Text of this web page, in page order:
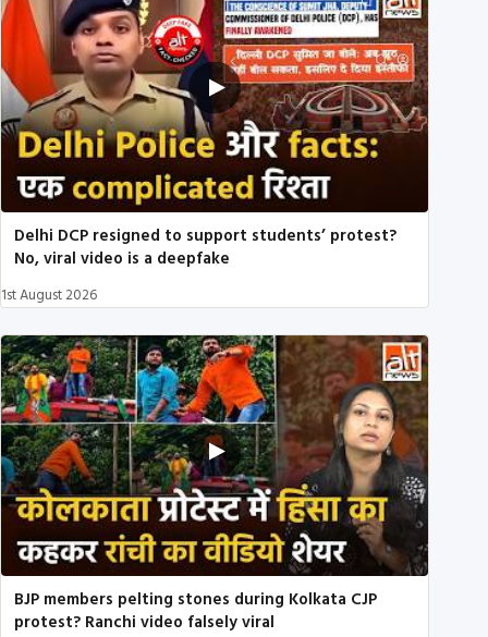
Delhi DCP resigned to support students’ protest?
No, viral video is a deepfake
1st August 2026
BJP members pelting stones during Kolkata CJP
protest? Ranchi video falsely viral